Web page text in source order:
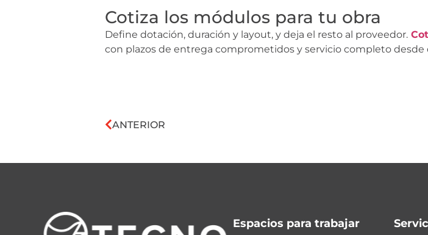
Cotiza los módulos para tu obra
Define dotación, duración y layout, y deja el resto al proveedor.
con plazos de entrega comprometidos y servicio completo desde
ANTERIOR
Espacios para trabajar